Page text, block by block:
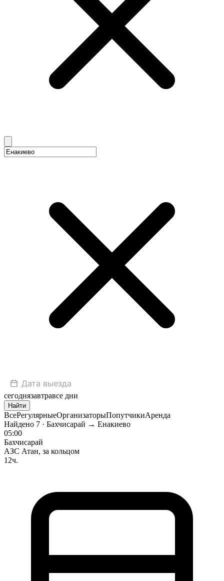
сегоднязавтравсе дни
Найти
ВсеРегулярныеОрганизаторыПопутчикиАренда
Найдено 7 · Бахчисарай → Енакиево
05:00
Бахчисарай
АЗС Атан, за кольцом
12ч.